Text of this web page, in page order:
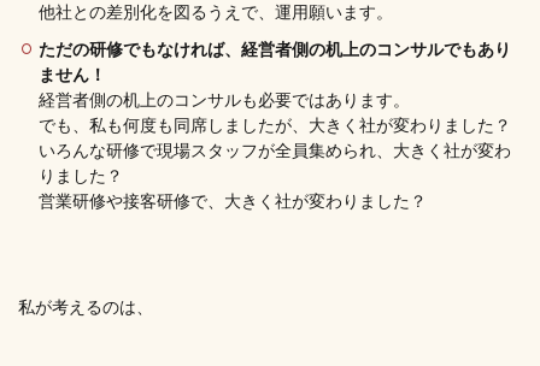
他社との差別化を図るうえで、運用願います。
ただの研修でもなければ、経営者側の机上のコンサルでもあり
ません！
経営者側の机上のコンサルも必要ではあります。
でも、私も何度も同席しましたが、大きく社が変わりました？
いろんな研修で現場スタッフが全員集められ、大きく社が変わ
りました？
営業研修や接客研修で、大きく社が変わりました？
私が考えるのは、